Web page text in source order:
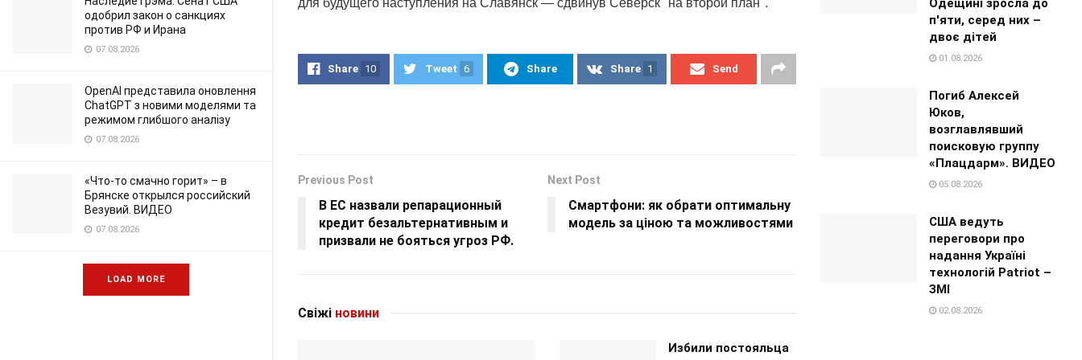
одобрил закон о санкциях
против РФ и Ирана
07.08.2026
OpenAI представила оновлення
ChatGPT з новими моделями та
режимом глибшого аналізу
07.08.2026
«Что-то смачно горит» – в
Брянске открылся российский
Везувий. ВИДЕО
07.08.2026
LOAD MORE
для будущего наступления на Славянск — сдвинув Северск "на второй план".
Share 10 Tweet 6 Share Share 1 Send
Previous Post
В ЕС назвали репарационный
кредит безальтернативным и
призвали не бояться угроз РФ.
Next Post
Смартфони: як обрати оптимальну
модель за ціною та можливостями
Свіжі новини
Избили постояльца
Одещині зросла до
п'яти, серед них –
двоє дітей
01.08.2026
Погиб Алексей
Юков,
возглавлявший
поисковую группу
«Плацдарм». ВИДЕО
05.08.2026
США ведуть
переговори про
надання Україні
технологій Patriot –
ЗМІ
02.08.2026